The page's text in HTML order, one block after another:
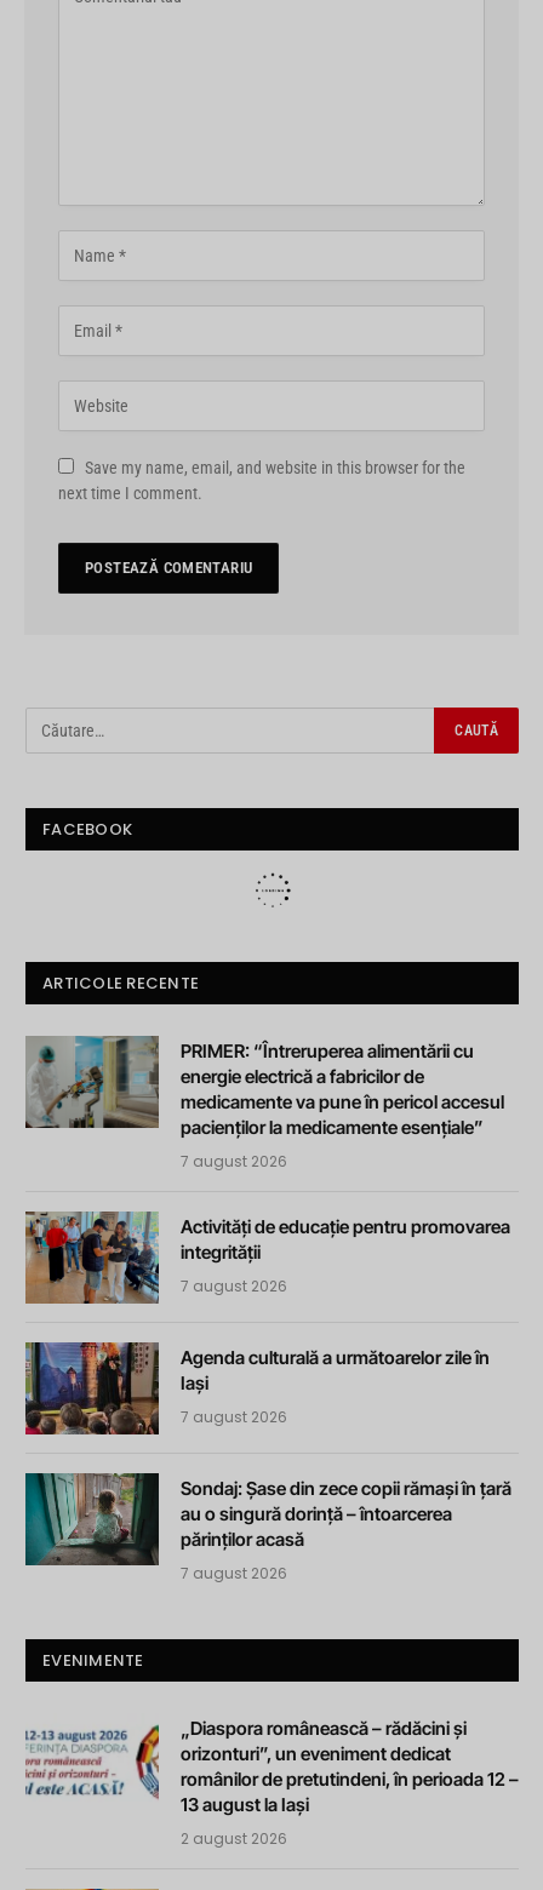
Save my name, email, and website in this browser for the
next time I comment.
FACEBOOK
ARTICOLE RECENTE
PRIMER: “Întreruperea alimentării cu
energie electrică a fabricilor de
medicamente va pune în pericol accesul
pacienților la medicamente esențiale”
7 august 2026
Activități de educație pentru promovarea
integrității
7 august 2026
Agenda culturală a următoarelor zile în
Iași
7 august 2026
Sondaj: Șase din zece copii rămași în țară
au o singură dorință – întoarcerea
părinților acasă
7 august 2026
EVENIMENTE
„Diaspora românească – rădăcini și
orizonturi”, un eveniment dedicat
românilor de pretutindeni, în perioada 12 –
13 august la Iași
2 august 2026